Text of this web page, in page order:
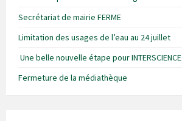
Secrétariat de mairie FERME
Limitation des usages de l’eau au 24 juillet
Une belle nouvelle étape pour INTERSCIENCE
Fermeture de la médiathèque